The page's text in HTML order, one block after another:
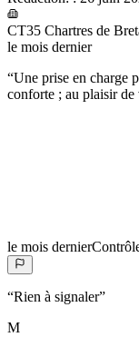
CT35 Chartres de
le mois dernier
“Une prise en charge
conforte ; au plaisir
le mois dernier
“Rien à signaler”
M